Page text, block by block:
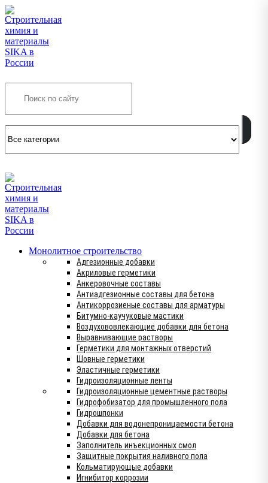
Монолитное строительство
Адгезионные добавки
Акриловые герметики
Анкеровочные составы
Антиадгезионные составы для бетона
Антикоррозиеные составы для арматуры
Битумно-каучуковые мастики
Воздухововлекающие добавки для бетона
Выравнивающие растворы
Герметики для монтажных отверстий
Шовные герметики
Эластичные герметики
Гидроизоляционные ленты
Гидроизоляционные цементные растворы
Гидрофобизатор для промышленного пола
Гидрошпонки
Добавки для водонепроницаемости бетона
Добавки для бетона
Заполнитель инъекционных смол
Защитные покрытия наливного пола
Кольматирующые добавки
Игнибитор коррозии